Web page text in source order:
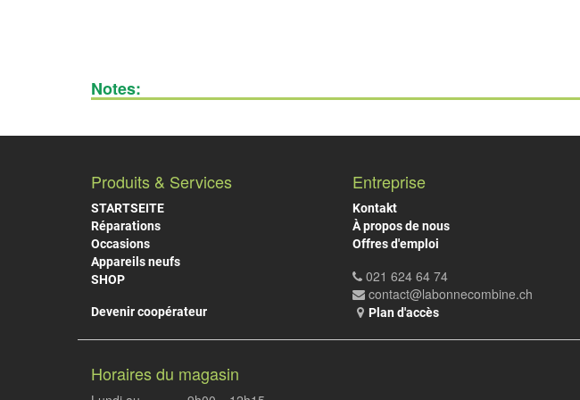
Notes:
Produits & Services
STARTSEITE
Réparations
Occasions
Appareils neufs
SHOP
Devenir coopérateur
Entreprise
Kontakt
À propos de nous
Offres d'emploi
021 624 64 74
contact@labonnecombine.ch
Plan d'accès
Horaires du magasin